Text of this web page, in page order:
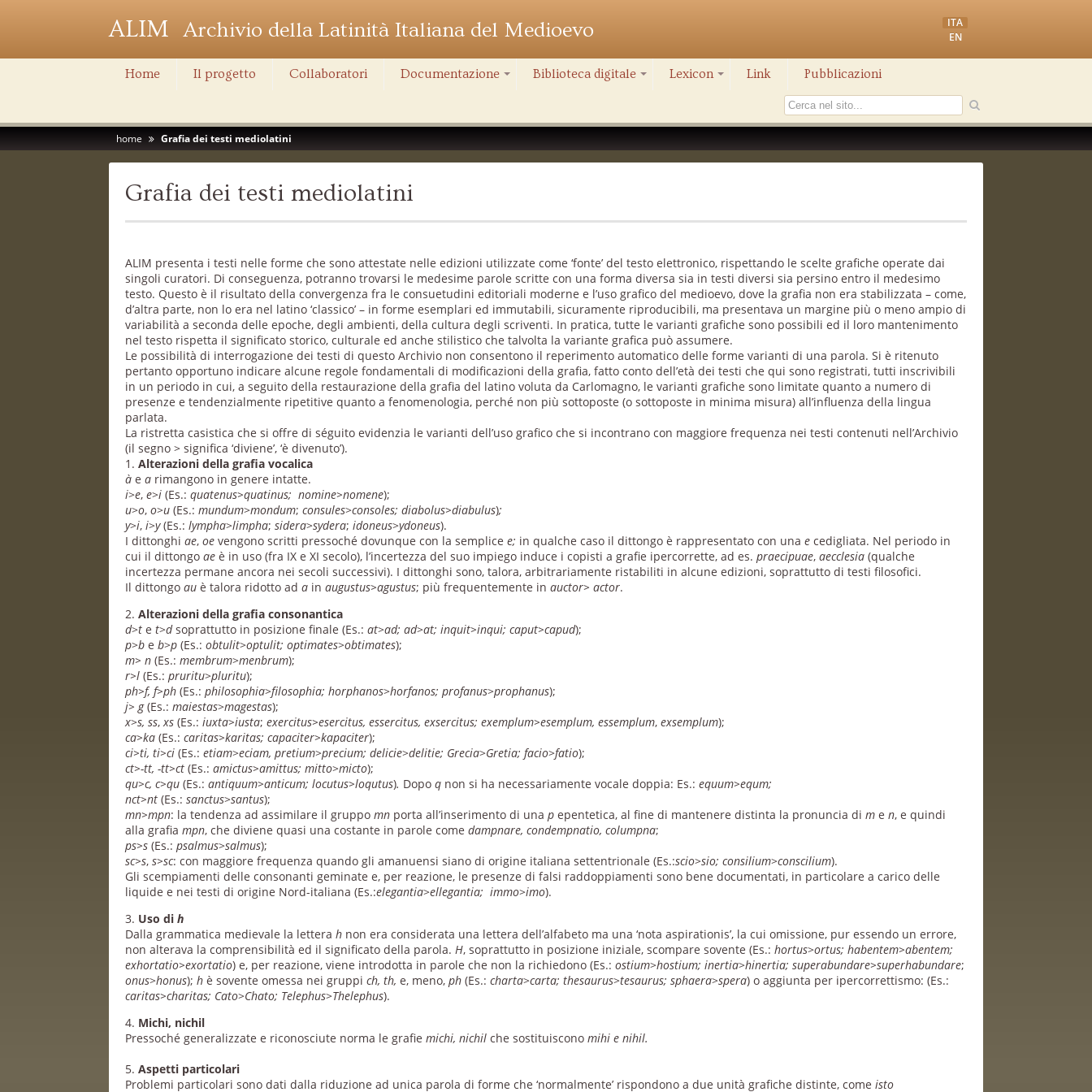
ALIM Archivio della Latinità Italiana del Medioevo
ITA
EN
Home Il progetto Collaboratori Documentazione Biblioteca digitale Lexicon Link Pubblicazioni
home Grafia dei testi mediolatini
Grafia dei testi mediolatini
ALIM presenta i testi nelle forme che sono attestate nelle edizioni utilizzate come ‘fonte’ del testo elettronico, rispettando le scelte grafiche operate dai
singoli curatori. Di conseguenza, potranno trovarsi le medesime parole scritte con una forma diversa sia in testi diversi sia persino entro il medesimo
testo. Questo è il risultato della convergenza fra le consuetudini editoriali moderne e l’uso grafico del medioevo, dove la grafia non era stabilizzata – come,
d’altra parte, non lo era nel latino ‘classico’ – in forme esemplari ed immutabili, sicuramente riproducibili, ma presentava un margine più o meno ampio di
variabilità a seconda delle epoche, degli ambienti, della cultura degli scriventi. In pratica, tutte le varianti grafiche sono possibili ed il loro mantenimento
nel testo rispetta il significato storico, culturale ed anche stilistico che talvolta la variante grafica può assumere.
Le possibilità di interrogazione dei testi di questo Archivio non consentono il reperimento automatico delle forme varianti di una parola. Si è ritenuto
pertanto opportuno indicare alcune regole fondamentali di modificazioni della grafia, fatto conto dell’età dei testi che qui sono registrati, tutti inscrivibili
in un periodo in cui, a seguito della restaurazione della grafia del latino voluta da Carlomagno, le varianti grafiche sono limitate quanto a numero di
presenze e tendenzialmente ripetitive quanto a fenomenologia, perché non più sottoposte (o sottoposte in minima misura) all’influenza della lingua
parlata.
La ristretta casistica che si offre di séguito evidenzia le varianti dell’uso grafico che si incontrano con maggiore frequenza nei testi contenuti nell’Archivio
(il segno > significa ‘diviene’, ‘è divenuto’).
1.Alterazioni della grafia vocalica
à ea rimangono in genere intatte.
i>e,e>i (Es.:quatenus>quatinus; nomine>nomene);
u>o,o>u (Es.:mundum>mondum;consules>consoles; diabolus>diabulus);
y>i,i>y(Es.:lympha>limpha;sidera>sydera;idoneus>ydoneus).
I dittonghiae,oe vengono scritti pressoché dovunque con la semplicee; in qualche caso il dittongo è rappresentato con unaecedigliata. Nel periodo in
cui il dittongoae è in uso (fra IX e XI secolo), l’incertezza del suo impiego induce i copisti a grafie ipercorrette, ad es.praecipuae,aecclesia(qualche
incertezza permane ancora nei secoli successivi). I dittonghi sono, talora, arbitrariamente ristabiliti in alcune edizioni, soprattutto di testi filosofici.
Il dittongoau è talora ridotto ada inaugustus>agustus; più frequentemente inauctor> actor.
2.Alterazioni della grafia consonantica
d>te t>dsoprattutto in posizione finale (Es.:at>ad; ad>at; inquit>inqui; caput>capud);
p>b e b>p(Es.:obtulit>optulit; optimates>obtimates);
m> n (Es.:membrum>menbrum);
r>l (Es.:pruritu>pluritu);
ph>f, f>ph(Es.:philosophia>filosophia; horphanos>horfanos; profanus>prophanus);
j> g(Es.:maiestas>magestas);
x>s, ss,xs (Es.:iuxta>iusta;exercitus>esercitus, essercitus, exsercitus; exemplum>esemplum, essemplum,exsemplum);
ca>ka(Es.:caritas>karitas; capaciter>kapaciter);
ci>ti, ti>ci(Es.:etiam>eciam, pretium>precium; delicie>delitie; Grecia>Gretia; facio>fatio);
ct>-tt, -tt>ct (Es.:amictus>amittus; mitto>micto);
qu>c, c>qu (Es.:antiquum>anticum; locutus>loqutus). Dopo q non si ha necessariamente vocale doppia: Es.:equum>equm;
nct>nt (Es.:sanctus>santus);
mn>mpn: la tendenza ad assimilare il gruppomn porta all’inserimento di unap epentetica, al fine di mantenere distinta la pronuncia dimen, e quindi
alla grafiampn, che diviene quasi una costante in parole comedampnare, condempnatio, columpna;
ps>s (Es.:psalmus>salmus);
sc>s,s>sc: con maggiore frequenza quando gli amanuensi siano di origine italiana settentrionale (Es.:scio>sio; consilium>conscilium).
Gli scempiamenti delle consonanti geminate e, per reazione, le presenze di falsi raddoppiamenti sono bene documentati, in particolare a carico delle
liquide e nei testi di origine Nord-italiana (Es.:elegantia>ellegantia; immo>imo).
3. Uso dih
Dalla grammatica medievale la letterah non era considerata una lettera dell’alfabeto ma una ‘nota aspirationis’, la cui omissione, pur essendo un errore,
non alterava la comprensibilità ed il significato della parola.H, soprattutto in posizione iniziale, scompare sovente (Es.:hortus>ortus; habentem>abentem;
exhortatio>exortatio) e, per reazione, viene introdotta in parole che non la richiedono (Es.:ostium>hostium; inertia>hinertia; superabundare>superhabundare;
onus>honus);h è sovente omessa nei gruppich, th, e, meno, ph(Es.:charta>carta; thesaurus>tesaurus; sphaera>spera) o aggiunta per ipercorrettismo: (Es.:
caritas>charitas; Cato>Chato; Telephus>Thelephus).
4. Michi, nichil
Pressoché generalizzate e riconosciute norma le grafiemichi, nichil che sostituisconomihi e nihil.
5.Aspetti particolari
Problemi particolari sono dati dalla riduzione ad unica parola di forme che ‘normalmente’ rispondono a due unità grafiche distinte, comeisto